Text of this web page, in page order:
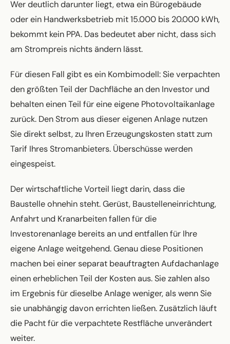
Wer deutlich darunter liegt, etwa ein Bürogebäude
oder ein Handwerksbetrieb mit 15.000 bis 20.000 kWh,
bekommt kein PPA. Das bedeutet aber nicht, dass sich
am Strompreis nichts ändern lässt.
Für diesen Fall gibt es ein Kombimodell: Sie verpachten
den größten Teil der Dachfläche an den Investor und
behalten einen Teil für eine eigene Photovoltaikanlage
zurück. Den Strom aus dieser eigenen Anlage nutzen
Sie direkt selbst, zu Ihren Erzeugungskosten statt zum
Tarif Ihres Stromanbieters. Überschüsse werden
eingespeist.
Der wirtschaftliche Vorteil liegt darin, dass die
Baustelle ohnehin steht. Gerüst, Baustelleneinrichtung,
Anfahrt und Kranarbeiten fallen für die
Investorenanlage bereits an und entfallen für Ihre
eigene Anlage weitgehend. Genau diese Positionen
machen bei einer separat beauftragten Aufdachanlage
einen erheblichen Teil der Kosten aus. Sie zahlen also
im Ergebnis für dieselbe Anlage weniger, als wenn Sie
sie unabhängig davon errichten ließen. Zusätzlich läuft
die Pacht für die verpachtete Restfläche unverändert
weiter.